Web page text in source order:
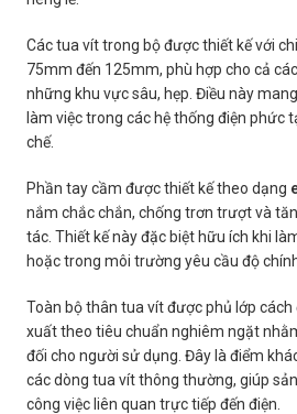
Các tua vít trong bộ được thiết kế với
75mm đến 125mm, phù hợp cho cả
những khu vực sâu, hẹp. Điều này
làm việc trong các hệ thống điện phức
chế.
Phần tay cầm được thiết kế theo dạng
nắm chắc chắn, chống trơn trượt và
tác. Thiết kế này đặc biệt hữu ích khi
hoặc trong môi trường yêu cầu độ
Toàn bộ thân tua vít được phủ lớp
xuất theo tiêu chuẩn nghiêm ngặt
đối cho người sử dụng. Đây là điểm
các dòng tua vít thông thường, giúp
công việc liên quan trực tiếp đến điện.